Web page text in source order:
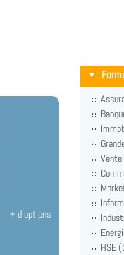
+ d'options
HSE